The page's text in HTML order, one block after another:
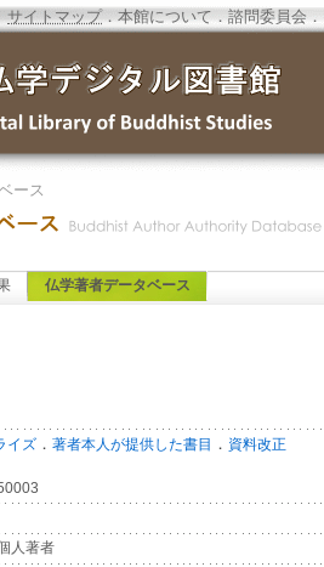
サイトマップ．本館について ．諮問委員会 ．
ース
仏学著者データベース
イズ ． 著者本人が提供した書目 ． 資料改正
人著者